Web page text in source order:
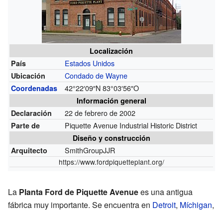
Localización
País
Estados Unidos
Ubicación Condado de Wayne
Coordenadas 42°22′09″N83°03′56″O
Información general
Declaración
22 de febrero de 2002
Parte de Piquette Avenue Industrial Historic District
Diseño y construcción
Arquitecto
SmithGroupJJR
https://www.fordpiquetteplant.org/
La Planta Ford de Piquette Avenuees una antigua
fábrica muy importante. Se encuentra en Detroit, Míchigan,